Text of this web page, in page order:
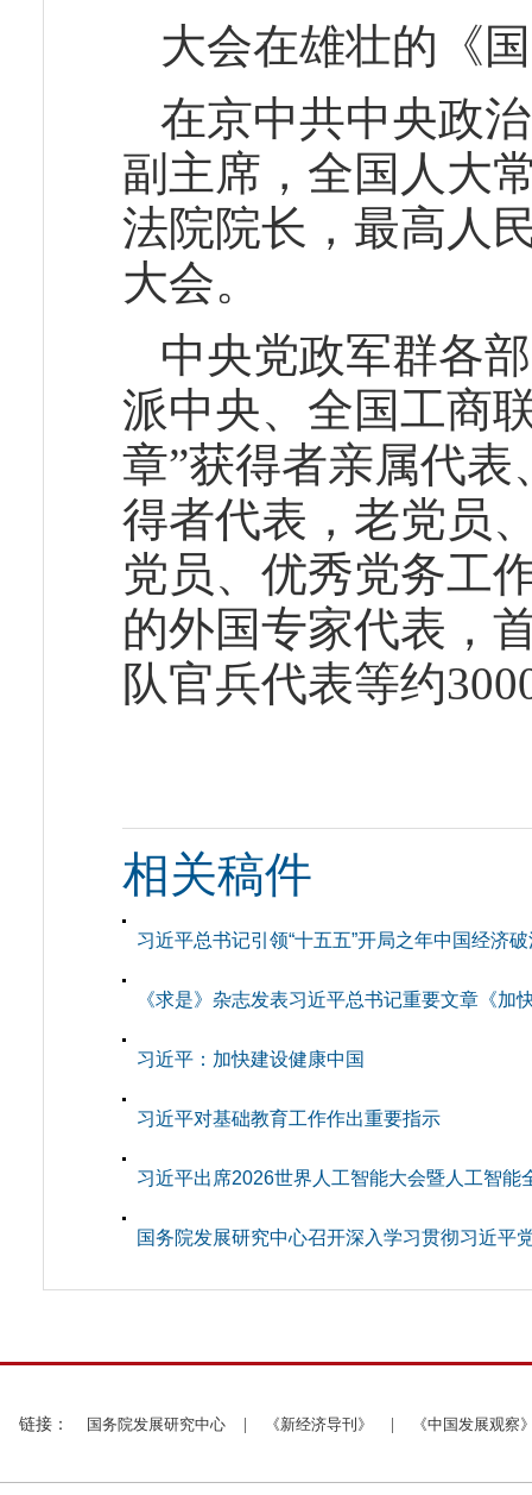
大会在雄壮的《
在京中共中央政
副主席，全国人大
法院院长，最高人
大会。
中央党政军群各
派中央、全国工商
章”获得者亲属代
得者代表，老党员
党员、优秀党务工
的外国专家代表，
队官兵代表等约
相关稿件
习近平总书记引领“十五五”开局之年中国经济
《求是》杂志发表习近平总书记重要文章《加
习近平：加快建设健康中国
习近平对基础教育工作作出重要指示
习近平出席2026世界人工智能大会暨人工智
国务院发展研究中心召开深入学习贯彻习近平
链接： 国务院发展研究中心 《新经济导刊》 《中国发展观察